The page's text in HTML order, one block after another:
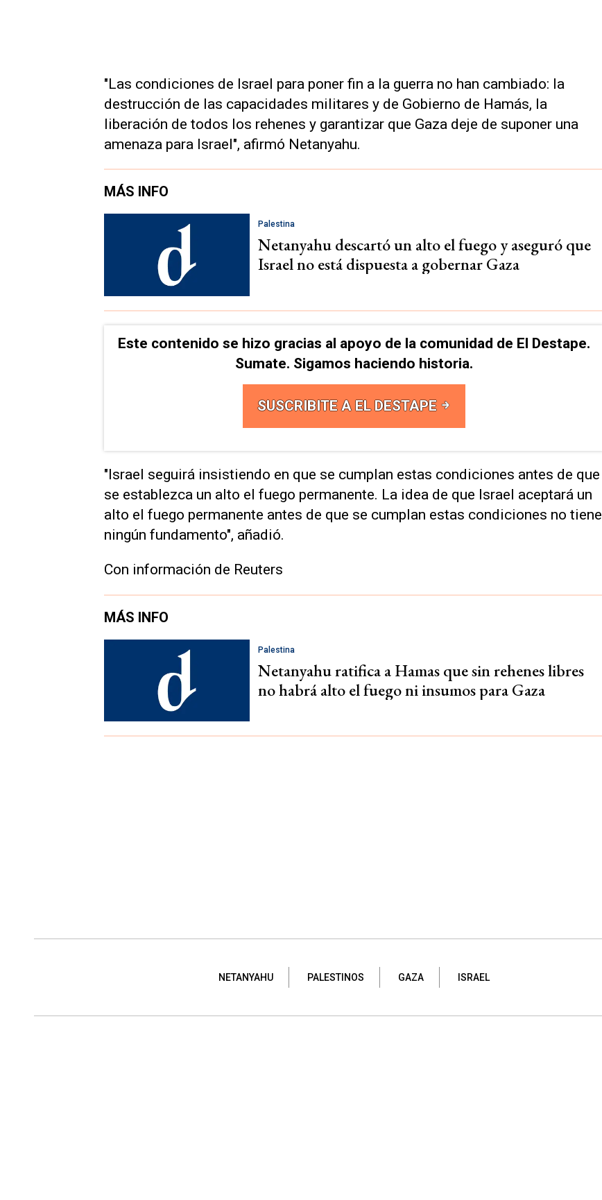
"Las condiciones de Israel para poner fin a la guerra no han cambiado: la
destrucción de las capacidades militares y de Gobierno de Hamás, la
liberación de todos los rehenes y garantizar que Gaza deje de suponer una
amenaza para Israel", afirmó Netanyahu.
MÁS INFO
Palestina
Netanyahu descartó un alto el fuego y aseguró que
Israel no está dispuesta a gobernar Gaza
Este contenido se hizo gracias al apoyo de la comunidad de El Destape.
Sumate. Sigamos haciendo historia.
SUSCRIBITE A EL DESTAPE
"Israel seguirá insistiendo en que se cumplan estas condiciones antes de que
se establezca un alto el fuego permanente. La idea de que Israel aceptará un
alto el fuego permanente antes de que se cumplan estas condiciones no tiene
ningún fundamento", añadió.
Con información de Reuters
MÁS INFO
Palestina
Netanyahu ratifica a Hamas que sin rehenes libres
no habrá alto el fuego ni insumos para Gaza
NETANYAHU PALESTINOS GAZA ISRAEL